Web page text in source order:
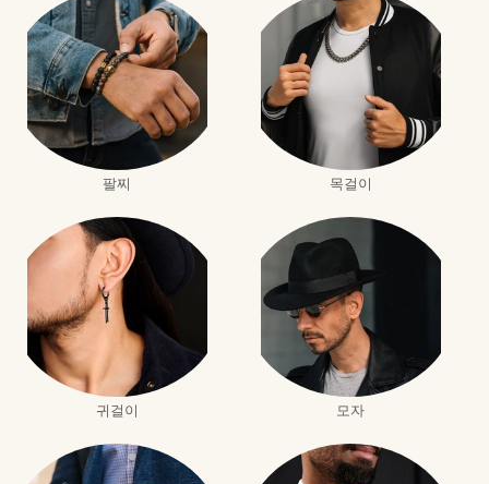
팔찌 목걸이
귀걸이 모자